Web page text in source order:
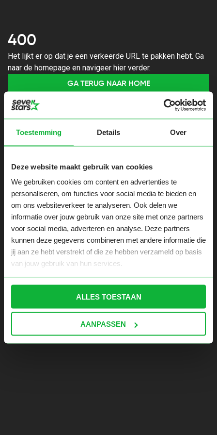
Toestemming Details Over
Deze website maakt gebruik van cookies
We gebruiken cookies om content en advertenties te
personaliseren, om functies voor social media te bieden en
om ons websiteverkeer te analyseren. Ook delen we
informatie over jouw gebruik van onze site met onze partners
voor social media, adverteren en analyse. Deze partners
kunnen deze gegevens combineren met andere informatie die
jij aan ze hebt verstrekt of die ze hebben verzameld op basis
van jouw gebruik van hun services.
ALLES TOESTAAN
AANPASSEN
400
Het lijkt er op dat je een verkeerde URL te pakken hebt. Ga
naar de homepage en navigeer hier verder.
GA TERUG NAAR HOME